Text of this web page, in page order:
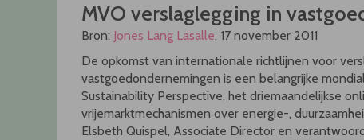
MVO verslaglegging in
Bron: Jones Lang Lasalle, 17 november 2011
De opkomst van internationale richtlijnen voor
vastgoedondernemingen is een belangrijke
Sustainability Perspective, het driemaandelijkse
vrijemarktmechanismen over energie-,
Elsbeth Quispel, Associate Director en